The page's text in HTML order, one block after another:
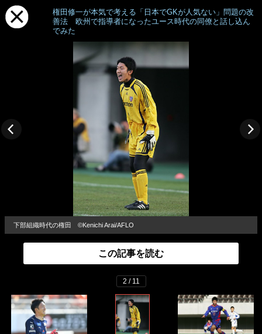
権田修一が本気で考える「日本でGKが人気ない」問題の改
善法 欧州で指導者になったユース時代の同僚と話し込ん
でみた
下部組織時代の権田 ©Kenichi Arai/AFLO
この記事を読む
2 / 11